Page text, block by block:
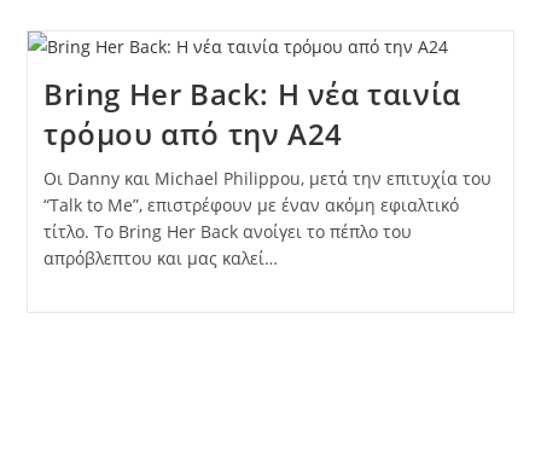
Bring Her Back: Η νέα ταινία
τρόμου από την A24
Οι Danny και Michael Philippou, μετά την επιτυχία του
“Talk to Me”, επιστρέφουν με έναν ακόμη εφιαλτικό
τίτλο. Το Bring Her Back ανοίγει το πέπλο του
απρόβλεπτου και μας καλεί…